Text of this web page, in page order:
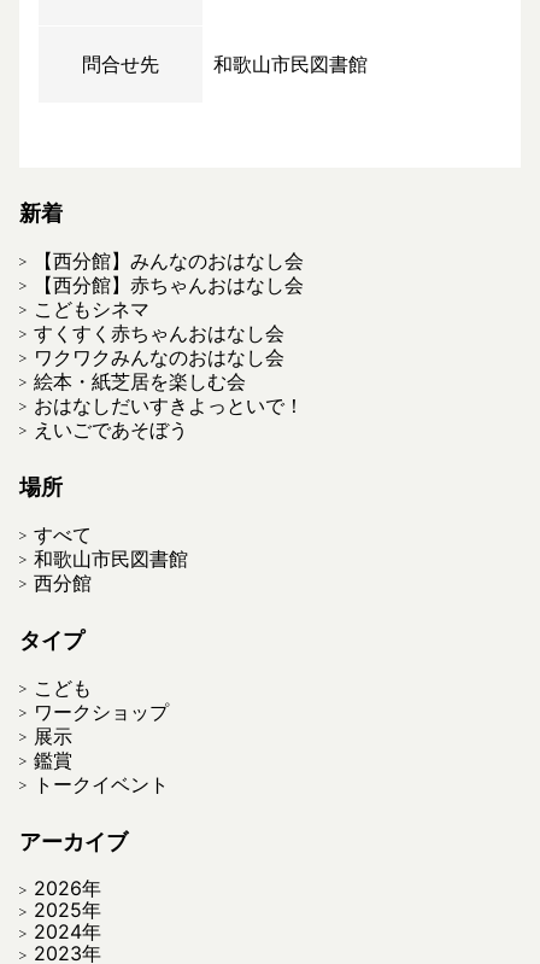
問合せ先 和歌山市民図書館
新着
【西分館】みんなのおはなし会
【西分館】赤ちゃんおはなし会
こどもシネマ
すくすく赤ちゃんおはなし会
ワクワクみんなのおはなし会
絵本・紙芝居を楽しむ会
おはなしだいすきよっといで！
えいごであそぼう
場所
すべて
和歌山市民図書館
西分館
タイプ
こども
ワークショップ
展示
鑑賞
トークイベント
アーカイブ
2026年
2025年
2024年
2023年